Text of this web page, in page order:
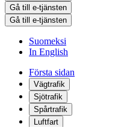
Gå till e-tjänsten
Gå till e-tjänsten
Suomeksi
In English
Första sidan
Vägtrafik
Sjötrafik
Spårtrafik
Luftfart